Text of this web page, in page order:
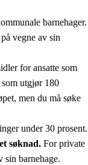
barnehager.
vegne av sin
for ansatte som
som utgjør 180
men du må søke
under 30 prosent.
søknad. For private
sin barnehage.